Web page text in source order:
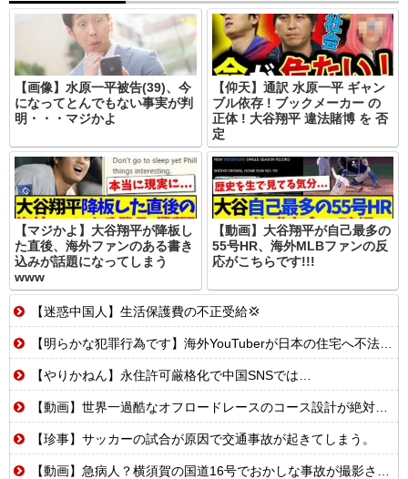
【画像】水原一平被告(39)、今
になってとんでもない事実が判
明・・・マジかよ
【仰天】通訳 水原一平 ギャン
ブル依存 ! ブックメーカー の
正体 ! 大谷翔平 違法賭博 を 否
定
【マジかよ】大谷翔平が降板し
た直後、海外ファンのある書き
込みが話題になってしまう
www
【動画】大谷翔平が自己最多の
55号HR、海外MLBファンの反
応がこちらです!!!
【迷惑中国人】生活保護費の不正受給💢
【明らかな犯罪行為です】海外YouTuberが日本の住宅へ不法侵入する動画を投稿
【やりかねん】永住許可厳格化で中国SNSでは…
【動画】世界一過酷なオフロードレースのコース設計が絶対におかしい（笑）
【珍事】サッカーの試合が原因で交通事故が起きてしまう。
【動画】急病人？横須賀の国道16号でおかしな事故が撮影される。